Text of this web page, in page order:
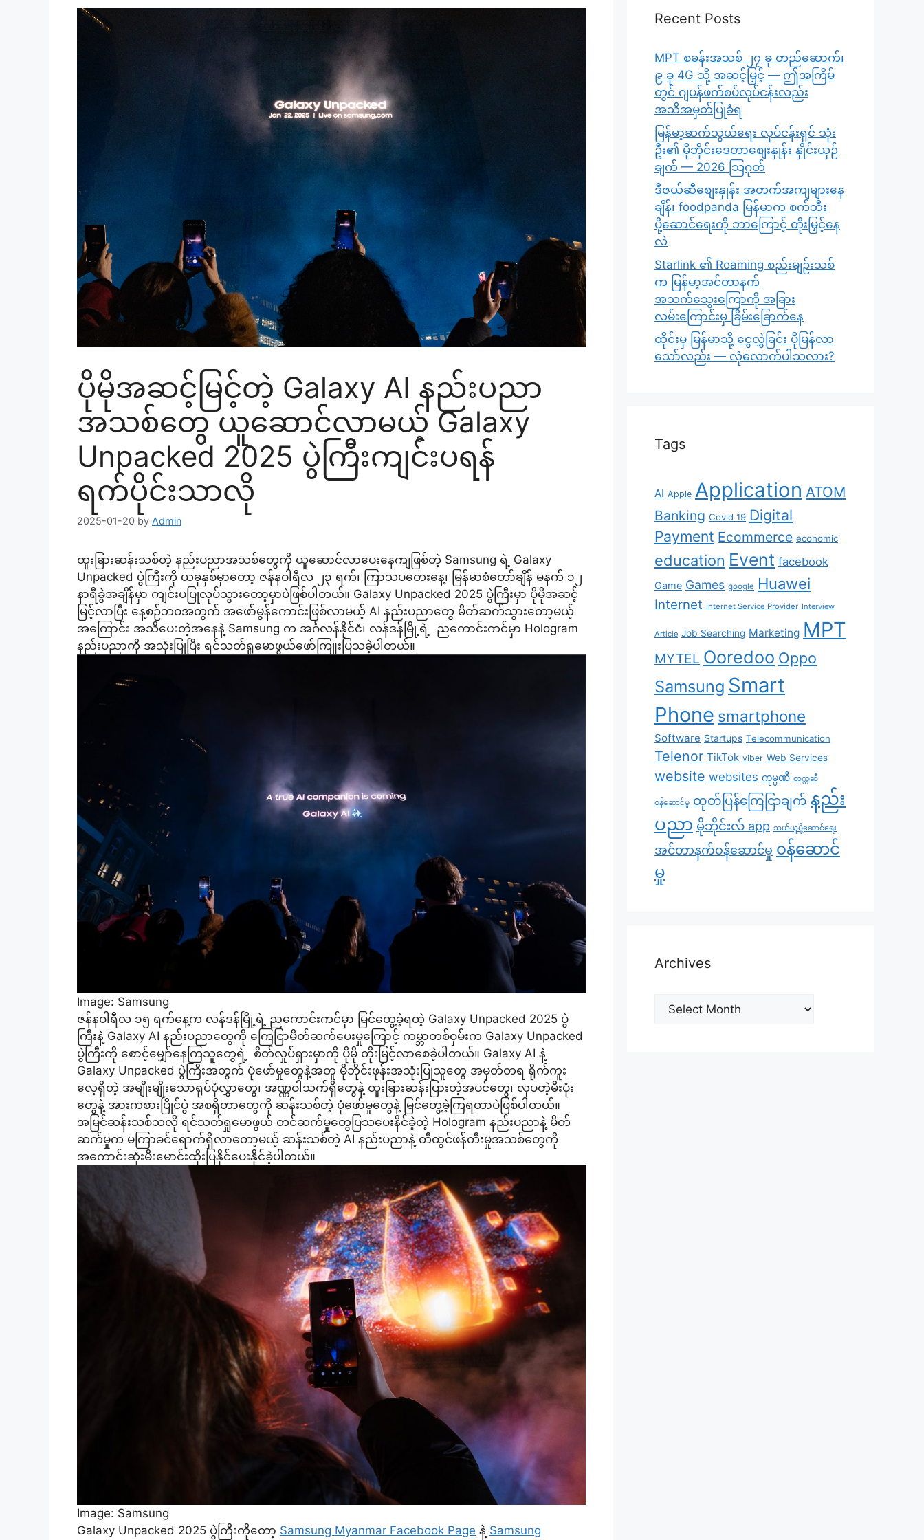
ပိုမိုအဆင့်မြင့်တဲ့ Galaxy AI နည်းပညာ
အသစ်တွေ ယူဆောင်လာမယ့် Galaxy
Unpacked 2025 ပွဲကြီးကျင်းပရန်
ရက်ပိုင်းသာလို
2025-01-20 by Admin
ထူးခြားဆန်းသစ်တဲ့ နည်းပညာအသစ်တွေကို ယူဆောင်လာပေးနေကျဖြစ်တဲ့ Samsung ရဲ့ Galaxy
Unpacked ပွဲကြီးကို ယခုနှစ်မှာတော့ ဇန်နဝါရီလ ၂၃ ရက်၊ ကြာသပတေးနေ့၊ မြန်မာစံတော်ချိန် မနက် ၁၂
နာရီခွဲအချိန်မှာ ကျင်းပပြုလုပ်သွားတော့မှာပဲဖြစ်ပါတယ်။ Galaxy Unpacked 2025 ပွဲကြီးမှာ ပိုမိုအဆင့်
မြင့်လာပြီး နေ့စဉ်ဘဝအတွက် အဖော်မွန်ကောင်းဖြစ်လာမယ့် AI နည်းပညာတွေ မိတ်ဆက်သွားတော့မယ့်
အကြောင်း အသိပေးတဲ့အနေနဲ့ Samsung က အင်္ဂလန်နိုင်ငံ၊ လန်ဒန်မြို့ရဲ့ ညကောင်းကင်မှာ Hologram
နည်းပညာကို အသုံးပြုပြီး ရင်သတ်ရှုမောဖွယ်ဖော်ကြူးပြသခဲ့ပါတယ်။
Image: Samsung
ဇန်နဝါရီလ ၁၅ ရက်နေ့က လန်ဒန်မြို့ရဲ့ ညကောင်းကင်မှာ မြင်တွေ့ခဲ့ရတဲ့ Galaxy Unpacked 2025 ပွဲ
ကြီးနဲ့ Galaxy AI နည်းပညာတွေကို ကြေငြာမိတ်ဆက်ပေးမှုကြောင့် ကမ္ဘာတစ်ဝှမ်းက Galaxy Unpacked
ပွဲကြီးကို စောင့်မျှော်နေကြသူတွေရဲ့ စိတ်လှုပ်ရှားမှာကို ပိုမို တိုးမြင့်လာစေခဲ့ပါတယ်။ Galaxy AI နဲ့
Galaxy Unpacked ပွဲကြီးအတွက် ပုံဖော်မှုတွေနဲ့အတူ မိုဘိုင်းဖုန်းအသုံးပြုသူတွေ အမှတ်တရ ရိုက်ကူး
လေ့ရှိတဲ့ အမျိုးမျိုးသောရုပ်ပုံလွှာတွေ၊ အဏ္ဏဝါသက်ရှိတွေနဲ့ ထူးခြားဆန်းပြားတဲ့အပင်တွေ၊ လှပတဲ့မီးပုံး
တွေနဲ့ အားကစားပြိုင်ပွဲ အစရှိတာတွေကို ဆန်းသစ်တဲ့ ပုံဖော်မှုတွေနဲ့ မြင်တွေ့ခဲ့ကြရတာပဲဖြစ်ပါတယ်။
အမြင်ဆန်းသစ်သလို ရင်သတ်ရှုမောဖွယ် တင်ဆက်မှုတွေပြသပေးနိင်ခဲ့တဲ့ Hologram နည်းပညာနဲ့ မိတ်
ဆက်မှုက မကြာခင်ရောက်ရှိလာတော့မယ့် ဆန်းသစ်တဲ့ AI နည်းပညာနဲ့ တီထွင်ဖန်တီးမှုအသစ်တွေကို
အကောင်းဆုံးမီးမောင်းထိုးပြနိုင်ပေးနိုင်ခဲ့ပါတယ်။
Image: Samsung
Galaxy Unpacked 2025 ပွဲကြီးကိုတော့ Samsung Myanmar Facebook Page နဲ့ Samsung
Recent Posts
MPT စခန်းအသစ် ၂၇ ခု တည်ဆောက်၊
၉ ခု 4G သို့ အဆင့်မြှင့် — ဤအကြိမ်
တွင် ဂျပန်ဖက်စပ်လုပ်ငန်းလည်း
အသိအမှတ်ပြုခံရ
မြန်မာ့ဆက်သွယ်ရေး လုပ်ငန်းရှင် သုံး
ဦး၏ မိုဘိုင်းဒေတာစျေးနှုန်း နှိုင်းယှဉ်
ချက် — 2026 သြဂုတ်
ဒီဇယ်ဆီစျေးနှုန်း အတက်အကျများနေ
ချိန်၊ foodpanda မြန်မာက စက်ဘီး
ပို့ဆောင်ရေးကို ဘာကြောင့် တိုးမြှင့်နေ
လဲ
Starlink ၏ Roaming စည်းမျဉ်းသစ်
က မြန်မာ့အင်တာနက်
အသက်သွေးကြောကို အခြား
လမ်းကြောင်းမှ ခြိမ်းခြောက်နေ
ထိုင်းမှ မြန်မာသို့ ငွေလွှဲခြင်း ပိုမြန်လာ
သော်လည်း — လုံလောက်ပါသလား?
Tags
AI Apple Application ATOM
Banking Covid 19 Digital
Payment Ecommerce economic
education Event facebook
Game Games google Huawei
Internet Internet Service Provider Interview
Article Job Searching Marketing MPT
MYTEL Ooredoo Oppo
Samsung Smart
Phone smartphone
Software Startups Telecommunication
Telenor TikTok viber Web Services
website websites ကုမ္ပဏီ တက္ကဆီ
ဝန်ဆောင်မှု ထုတ်ပြန်ကြေငြာချက် နည်း
ပညာ မိုဘိုင်းလ် app သယ်ယူပို့ဆောင်ရေး
အင်တာနက်ဝန်ဆောင်မှု ၀န်ဆောင်
မှု
Archives
Archives